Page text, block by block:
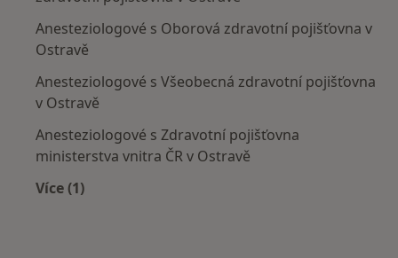
Anesteziologové s Oborová zdravotní pojišťovna v
Ostravě
Anesteziologové s Všeobecná zdravotní pojišťovna
v Ostravě
Anesteziologové s Zdravotní pojišťovna
ministerstva vnitra ČR v Ostravě
Více (1)